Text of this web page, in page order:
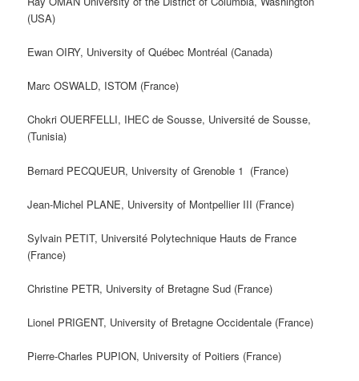
(USA)
Ewan OIRY, University of Québec Montréal (Canada)
Marc OSWALD, ISTOM (France)
Chokri OUERFELLI, IHEC de Sousse, Université de Sousse,
(Tunisia)
Bernard PECQUEUR, University of Grenoble 1 (France)
Jean-Michel PLANE, University of Montpellier III (France)
Sylvain PETIT, Université Polytechnique Hauts de France
(France)
Christine PETR, University of Bretagne Sud (France)
Lionel PRIGENT, University of Bretagne Occidentale (France)
Pierre-Charles PUPION, University of Poitiers (France)